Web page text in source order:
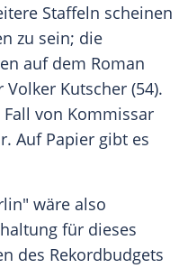
Staffeln scheinen
zu sein; die
auf dem Roman
Volker Kutscher (54).
von Kommissar
Auf Papier gibt es
" wäre also
für dieses
des Rekordbudgets